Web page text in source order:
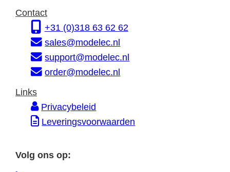
se
s
r
m
a
t
e
Contact
+31 (0)318 63 62 62
sales@modelec.nl
support@modelec.nl
order@modelec.nl
Links
Privacybeleid
Leveringsvoorwaarden
Volg ons op: